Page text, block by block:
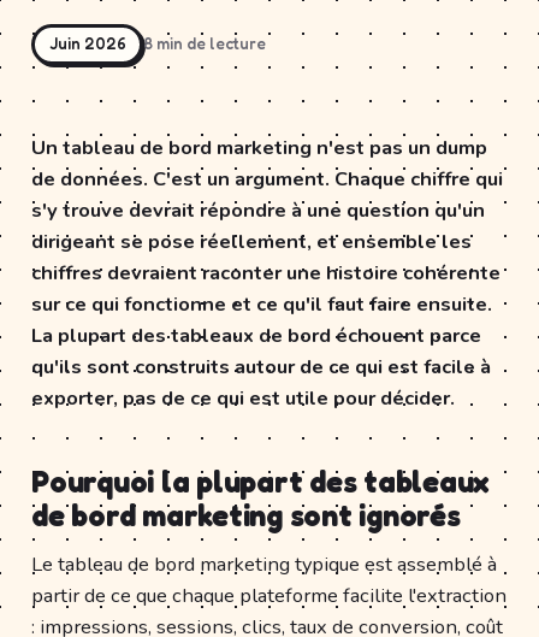
Juin 2026 8 min de lecture
Un tableau de bord marketing n'est pas un dump
de données. C'est un argument. Chaque chiffre qui
s'y trouve devrait répondre à une question qu'un
dirigeant se pose réellement, et ensemble les
chiffres devraient raconter une histoire cohérente
sur ce qui fonctionne et ce qu'il faut faire ensuite.
La plupart des tableaux de bord échouent parce
qu'ils sont construits autour de ce qui est facile à
exporter, pas de ce qui est utile pour décider.
Pourquoi la plupart des tableaux
de bord marketing sont ignorés
Le tableau de bord marketing typique est assemblé à
partir de ce que chaque plateforme facilite l'extraction
: impressions, sessions, clics, taux de conversion, coût